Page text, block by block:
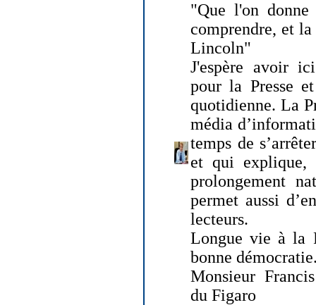
"Que l'on
comprendre, et
Lincoln"
J'espère avoir
pour la Presse
quotidienne. La
média
temps de
et qui explique,
prolongement
permet aussi
lecteurs.
Longue vie à la
bonne
Monsieur
du Figaro